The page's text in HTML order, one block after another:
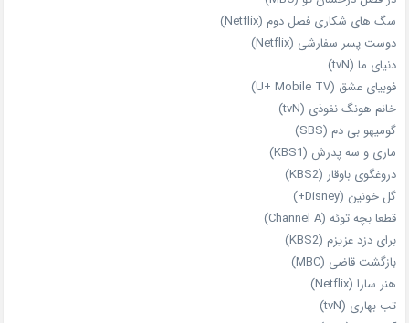
سگ های شکاری فصل دوم (Netflix)
دوست‌ پسر سفارشی (Netflix)
دنیای ما (tvN)
فوبیای عشق (U+ Mobile TV)
خانم هونگ نفوذی (tvN)
گومیهو بی دم (SBS)
ماری و سه پدرش (KBS1)
دروغگوی باوقار (KBS2)
گل خونین (Disney+)
قطعا بچه توئه (Channel A)
برای دزد عزیزم (KBS2)
بازگشت قاضی (MBC)
هنر سارا (Netflix)
تب بهاری (tvN)